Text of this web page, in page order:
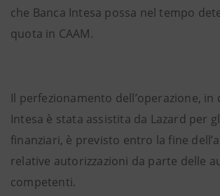
che Banca Intesa possa nel tempo
quota in CAAM.
Il perfezionamento dell’operazione, in
Intesa è stata assistita da Lazard per
finanziari, è previsto entro la fine
relative autorizzazioni da parte delle
competenti.